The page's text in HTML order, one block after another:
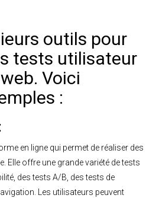
outils pour
tests utilisateur
Voici
:
en ligne qui permet de réaliser des
Elle offre une grande variété de tests
des tests A/B, des tests de
Les utilisateurs peuvent